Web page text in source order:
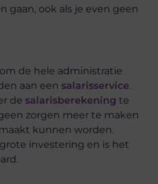
gaan, ook als je even geen
de hele administratie
aan een salarisservice.
de salarisberekening te
zorgen meer te maken
kunnen worden.
investering en is het